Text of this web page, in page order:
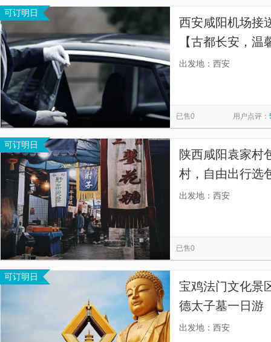
可订明日
西安咸阳机场接
【古都长安，
是美的风景。】
出发地：西安
已售0 用户点评：
可订明日
陕西咸阳袁家村
村，自由出行选
机，经验丰富，
出发地：西安
已售0
可订明日
宝鸡法门文化景
德太子墓一日游
三环内我们提供
出发地：西安